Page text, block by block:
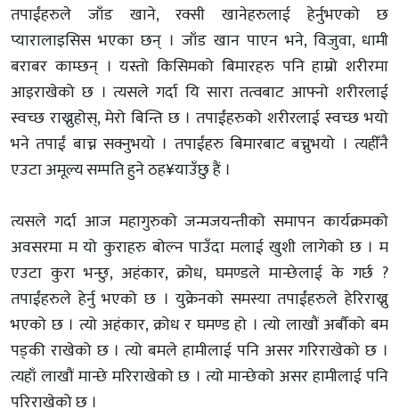
तपाईंहरुले जाँड खाने, रक्सी खानेहरुलाई हेर्नुभएको छ
प्यारालाइसिस भएका छन् । जाँड खान पाएन भने, विजुवा, धामी
बराबर काम्छन् । यस्तो किसिमको बिमारहरु पनि हाम्रो शरीरमा
आइराखेको छ । त्यसले गर्दा यि सारा तत्वबाट आफ्नो शरीरलाई
स्वच्छ राख्नुहोस्, मेरो बिन्ति छ । तपाईंहरुको शरीरलाई स्वच्छ भयो
भने तपाईं बाच्न सक्नुभयो । तपाईंहरु बिमारबाट बच्नुभयो । त्यहीँनै
एउटा अमूल्य सम्पति हुने ठह¥याउँछु हैं ।
त्यसले गर्दा आज महागुरुको जन्मजयन्तीको समापन कार्यक्रमको
अवसरमा म यो कुराहरु बोल्न पाउँदा मलाई खुशी लागेको छ । म
एउटा कुरा भन्छु, अहंकार, क्रोध, घमण्डले मान्छेलाई के गर्छ ?
तपाईंहरुले हेर्नु भएको छ । युक्रेनको समस्या तपाईंहरुले हेरिराख्नु
भएको छ । त्यो अहंकार, क्रोध र घमण्ड हो । त्यो लाखौं अर्बौको बम
पड्की राखेको छ । त्यो बमले हामीलाई पनि असर गरिराखेको छ ।
त्यहाँ लाखौं मान्छे मरिराखेको छ । त्यो मान्छेको असर हामीलाई पनि
परिराखेको छ ।